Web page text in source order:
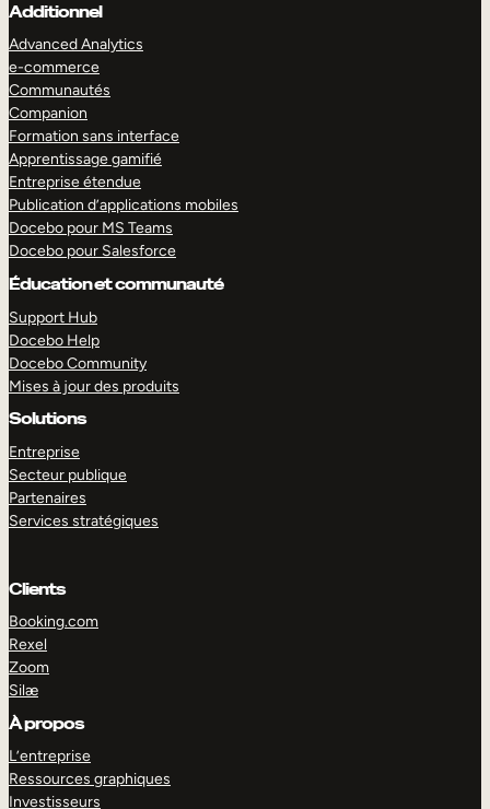
Additionnel
Advanced Analytics
e-commerce
Communautés
Companion
Formation sans interface
Apprentissage gamifié
Entreprise étendue
Publication d’applications mobiles
Docebo pour MS Teams
Docebo pour Salesforce
Éducation et communauté
Support Hub
Docebo Help
Docebo Community
Mises à jour des produits
Solutions
Entreprise
Secteur publique
Partenaires
Services stratégiques
Clients
Booking.com
Rexel
Zoom
Silæ
À propos
L’entreprise
Ressources graphiques
Investisseurs